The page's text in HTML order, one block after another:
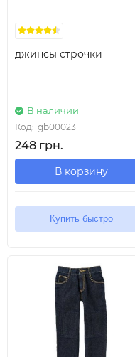
джинсы строчки
В наличии
Код: gb00023
248 грн.
В корзину
Купить быстро